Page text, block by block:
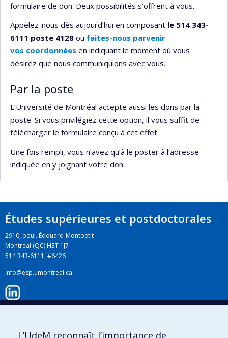
formulaire de don. Deux possibilités s’offrent à vous.
Appelez-nous dès aujourd’hui en composant le 514 343-
6111 poste 4128 ou faites-nous parvenir
vos coordonnées en indiquant le moment où vous
désirez que nous communiquions avec vous.
Par la poste
L’Université de Montréal accepte aussi les dons par la
poste. Si vous privilégiez cette option, il vous suffit de
télécharger le formulaire conçu à cet effet.
Une fois rempli, vous n’avez qu’à le poster à l’adresse
indiquée en y joignant votre don.
Études supérieures et postdoctorales
2910, boul. Édouard-Montpetit
Montréal (QC) H3T 1J7
514 343-6111, #6426
info@esp.umontreal.ca
L’UdeM reconnaît l’importance de